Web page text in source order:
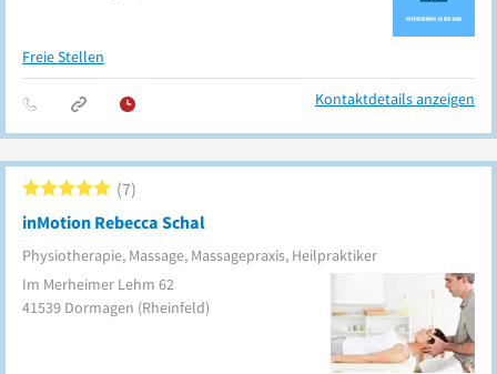
Freie Stellen
Kontaktdetails anzeigen
inMotion Rebecca Schal
Physiotherapie, Massage, Massagepraxis, Heilpraktiker
7
Im Merheimer Lehm 62
41539 Dormagen (Rheinfeld)